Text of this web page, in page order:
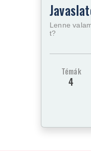
Lenne
t?
Témák
4